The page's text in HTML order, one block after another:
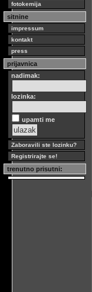
fotokemija
sitnine
impressum
kontakt
press
prijavnica
nadimak:
lozinka:
upamti me
Zaboravili ste lozinku?
Registrirajte se!
trenutno prisutni: